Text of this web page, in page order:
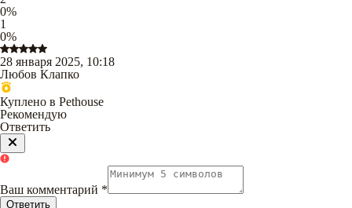
0%
1
0%
28 января 2025, 10:18
Любов Клапко
Куплено в Pethouse
Рекомендую
Ответить
Ваш комментарий *
Ответить